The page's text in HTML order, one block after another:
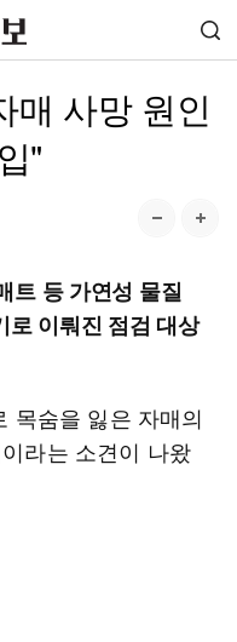
매 사망 원인
"
트 등 가연성 물질
로 이뤄진 점검 대상
목숨을 잃은 자매의
라는 소견이 나왔